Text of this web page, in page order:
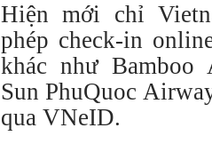
Hiện mới chỉ
phép check-in
khác như Bamboo
Sun PhuQuoc
qua VNeID.